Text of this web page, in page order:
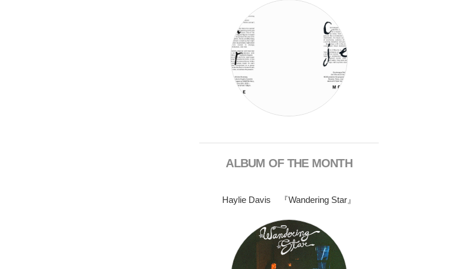
ALBUM OF THE MONTH
Haylie Davis 『Wandering Star』